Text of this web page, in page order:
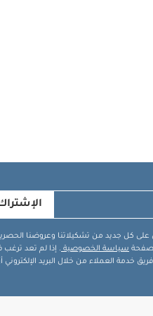
ذات الصلة.
على كل جديد من تشكيلاتنا وعروضنا
صفحة سياسة الخصوصية . إذا لم تعد ترغب
خدمة العملاء من خلال البريد الإلكتروني